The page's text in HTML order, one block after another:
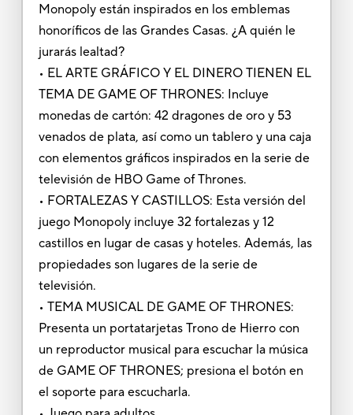
Monopoly están inspirados en los emblemas
honoríficos de las Grandes Casas. ¿A quién le
jurarás lealtad?
• EL ARTE GRÁFICO Y EL DINERO TIENEN EL
TEMA DE GAME OF THRONES: Incluye
monedas de cartón: 42 dragones de oro y 53
venados de plata, así como un tablero y una caja
con elementos gráficos inspirados en la serie de
televisión de HBO Game of Thrones.
• FORTALEZAS Y CASTILLOS: Esta versión del
juego Monopoly incluye 32 fortalezas y 12
castillos en lugar de casas y hoteles. Además, las
propiedades son lugares de la serie de
televisión.
• TEMA MUSICAL DE GAME OF THRONES:
Presenta un portatarjetas Trono de Hierro con
un reproductor musical para escuchar la música
de GAME OF THRONES; presiona el botón en
el soporte para escucharla.